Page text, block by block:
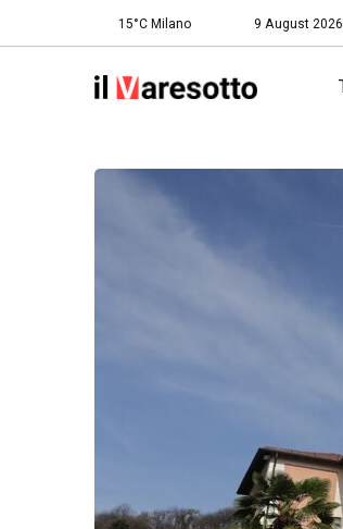
15°C Milano 9 August 2026